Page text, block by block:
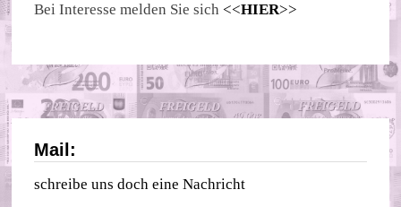
Bei Interesse melden Sie sich <<HIER>>
Mail:
schreibe uns doch eine Nachricht